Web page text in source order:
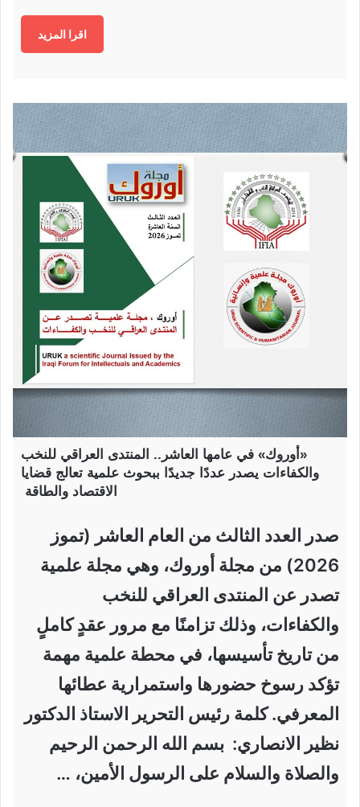
اقرا المزيد
«أوروك» في عامها العاشر.. المنتدى العراقي للنخب
والكفاءات يصدر عددًا جديدًا ببحوث علمية تعالج قضايا
الاقتصاد والطاقة
صدر العدد الثالث من العام العاشر (تموز
2026) من مجلة أوروك، وهي مجلة علمية
تصدر عن المنتدى العراقي للنخب
والكفاءات، وذلك تزامنًا مع مرور عقدٍ كاملٍ
من تاريخ تأسيسها، في محطة علمية مهمة
تؤكد رسوخ حضورها واستمرارية عطائها
المعرفي. كلمة رئيس التحرير الاستاذ الدكتور
نظير الانصاري: بسم الله الرحمن الرحيم
والصلاة والسلام على الرسول الأمين، …